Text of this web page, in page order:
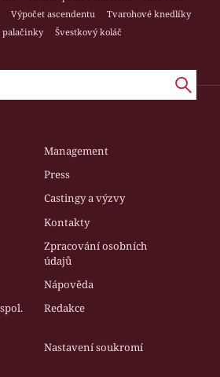
Výpočet ascendentu
Tvarohové knedlíky
palačinky
Švestkový koláč
Management
Press
Castingy a výzvy
Kontakty
Zpracování osobních
údajů
Nápověda
Redakce
Nastavení soukromí